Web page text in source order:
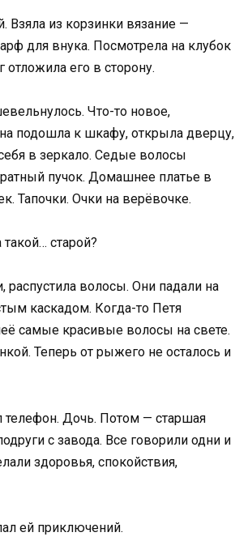
Взяла из корзинки вязание —
для внука. Посмотрела на клубок
отложила его в сторону.
Что-то новое,
подошла к шкафу, открыла дверцу,
в зеркало. Седые волосы
пучок. Домашнее платье в
Тапочки. Очки на верёвочке.
такой… старой?
распустила волосы. Они падали на
каскадом. Когда-то Петя
самые красивые волосы на свете.
Теперь от рыжего не осталось и
телефон. Дочь. Потом — старшая
с завода. Все говорили одни и
здоровья, спокойствия,
ей приключений.